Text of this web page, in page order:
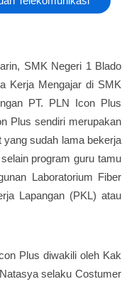
SMK Negeri 1 Blado
Kerja Mengajar di SMK
PT. PLN Icon Plus
Plus sendiri merupakan
yang sudah lama bekerja
program guru tamu
Laboratorium Fiber
Lapangan (PKL) atau
Plus diwakili oleh Kak
selaku Costumer